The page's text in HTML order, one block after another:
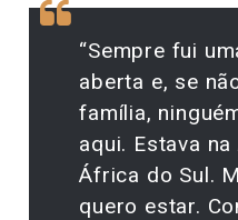
“Sempre fui
aberta e, se
família,
aqui. Estava
África do Sul.
quero estar.